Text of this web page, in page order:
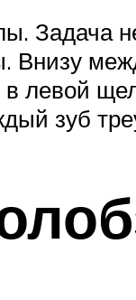
Задача
Внизу
левой
зуб